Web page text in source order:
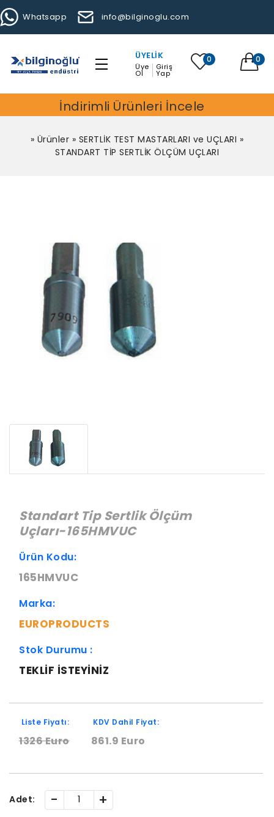
Whatsapp info@bilginoglu.com
ÜYELIK
Üye
Ol
Giriş
Yap
0 0
İndirimli Ürünleri İncele
» Ürünler » SERTLİK TEST MASTARLARI ve UÇLARI »
STANDART TİP SERTLİK ÖLÇÜM UÇLARI
Standart Tip Sertlik Ölçüm
Uçları-165HMVUC
Ürün Kodu:
165HMVUC
Marka:
EUROPRODUCTS
Stok Durumu :
TEKLIF ISTEYINIZ
Liste Fiyatı:
1326 Euro
KDV Dahil Fiyat:
861.9 Euro
Adet: - +